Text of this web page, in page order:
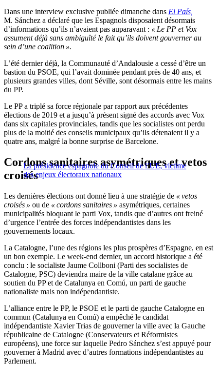
Dans une interview exclusive publiée dimanche dans El País,
M. Sánchez a déclaré que les Espagnols disposaient désormais
d’informations qu’ils n’avaient pas auparavant : « Le PP et Vox
assument déjà sans ambiguïté le fait qu’ils doivent gouverner au
sein d’une coalition ».
L’été dernier déjà, la Communauté d’Andalousie a cessé d’être un
bastion du PSOE, qui l’avait dominée pendant près de 40 ans, et
plusieurs grandes villes, dont Séville, sont désormais entre les mains
du PP.
Le PP a triplé sa force régionale par rapport aux précédentes
élections de 2019 et a jusqu’à présent signé des accords avec Vox
dans six capitales provinciales, tandis que les socialistes ont perdu
plus de la moitié des conseils municipaux qu’ils détenaient il y a
quatre ans, malgré la bonne surprise de Barcelone.
La présidence espagnole du Conseil de l’UE, victime
des enjeux électoraux nationaux
Cordons sanitaires asymétriques et vetos
croisés
Les dernières élections ont donné lieu à une stratégie de « vetos
croisés » ou de « cordons sanitaires » asymétriques, certaines
municipalités bloquant le parti Vox, tandis que d’autres ont freiné
d’urgence l’entrée des forces indépendantistes dans les
gouvernements locaux.
La Catalogne, l’une des régions les plus prospères d’Espagne, en est
un bon exemple. Le week-end dernier, un accord historique a été
conclu : le socialiste Jaume Collboni (Parti des socialistes de
Catalogne, PSC) deviendra maire de la ville catalane grâce au
soutien du PP et de Catalunya en Comú, un parti de gauche
nationaliste mais non indépendantiste.
L’alliance entre le PP, le PSOE et le parti de gauche Catalogne en
commun (Catalunya en Comú) a empêché le candidat
indépendantiste Xavier Trias de gouverner la ville avec la Gauche
républicaine de Catalogne (Conservateurs et Réformistes
européens), une force sur laquelle Pedro Sánchez s’est appuyé pour
gouverner à Madrid avec d’autres formations indépendantistes au
Parlement.